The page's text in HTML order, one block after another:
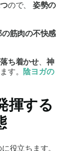
ので、
姿勢の
筋肉の不快感
ち着かせ、 神
す。 陰ヨガの
揮する
役立ちます。